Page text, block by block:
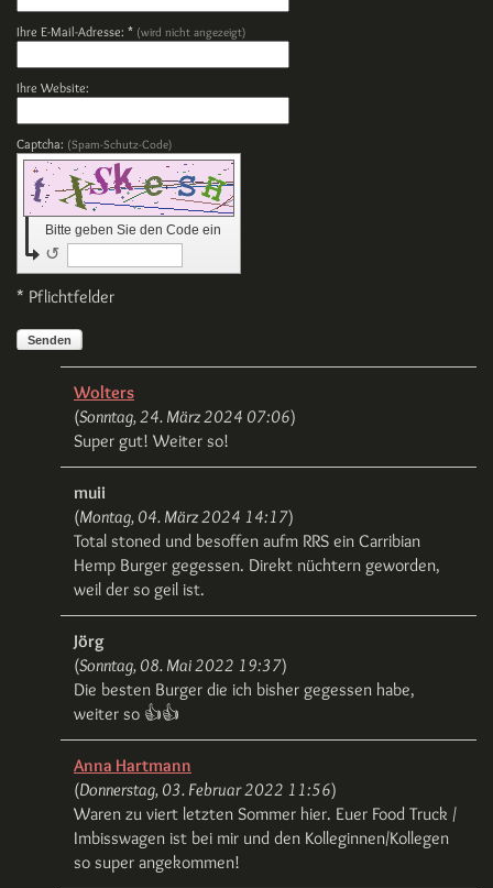
Ihre E-Mail-Adresse: * (wird nicht angezeigt)
Ihre Website:
Captcha: (Spam-Schutz-Code)
Bitte geben Sie den Code ein
↺
* Pflichtfelder
Senden
Wolters
(Sonntag, 24. März 2024 07:06)
Super gut! Weiter so!
muii
(Montag, 04. März 2024 14:17)
Total stoned und besoffen aufm RRS ein Carribian
Hemp Burger gegessen. Direkt nüchtern geworden,
weil der so geil ist.
Jörg
(Sonntag, 08. Mai 2022 19:37)
Die besten Burger die ich bisher gegessen habe,
weiter so 👍👍
Anna Hartmann
(Donnerstag, 03. Februar 2022 11:56)
Waren zu viert letzten Sommer hier. Euer Food Truck /
Imbisswagen ist bei mir und den Kolleginnen/Kollegen
so super angekommen!